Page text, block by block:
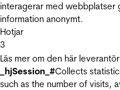
interagerar med webbplatser
information anonymt.
Hotjar
3
Läs mer om den här
_hjSession_#Collects
such as the number of visits,